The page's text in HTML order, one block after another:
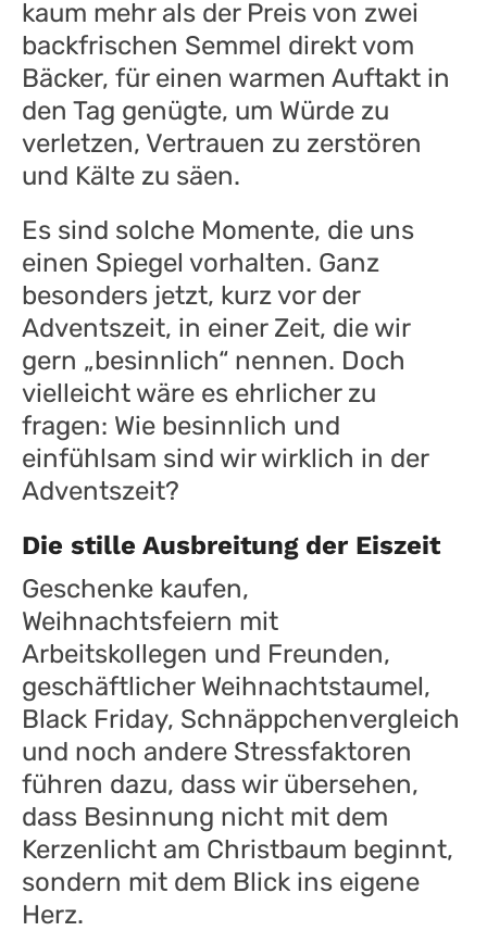
kaum mehr als der Preis von zwei
backfrischen Semmel direkt vom
Bäcker, für einen warmen Auftakt in
den Tag genügte, um Würde zu
verletzen, Vertrauen zu zerstören
und Kälte zu säen.
Es sind solche Momente, die uns
einen Spiegel vorhalten. Ganz
besonders jetzt, kurz vor der
Adventszeit, in einer Zeit, die wir
gern „besinnlich“ nennen. Doch
vielleicht wäre es ehrlicher zu
fragen: Wie besinnlich und
einfühlsam sind wir wirklich in der
Adventszeit?
Die stille Ausbreitung der Eiszeit
Geschenke kaufen,
Weihnachtsfeiern mit
Arbeitskollegen und Freunden,
geschäftlicher Weihnachtstaumel,
Black Friday, Schnäppchenvergleich
und noch andere Stressfaktoren
führen dazu, dass wir übersehen,
dass Besinnung nicht mit dem
Kerzenlicht am Christbaum beginnt,
sondern mit dem Blick ins eigene
Herz.